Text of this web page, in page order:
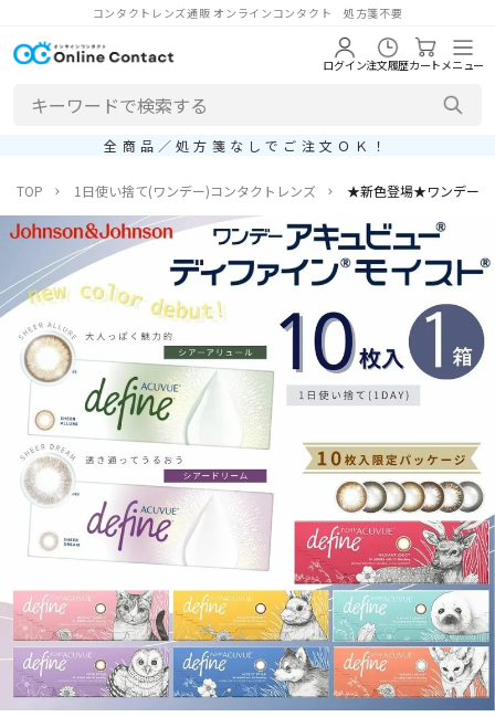
コンタクトレンズ通販 オンラインコンタクト 処方箋不要
ログイン注文履歴カートメニュー
全商品／処方箋なしでご注文ＯＫ！
TOP 1日使い捨て(ワンデー)コンタクトレンズ ★新色登場★ワンデーア